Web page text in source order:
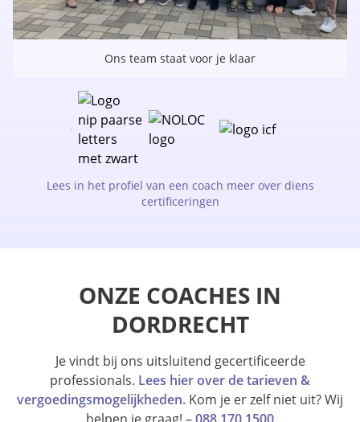
Ons team staat voor je klaar
Lees in het profiel van een coach meer over diens
certificeringen
ONZE COACHES IN
DORDRECHT
Je vindt bij ons uitsluitend gecertificeerde
professionals. Lees hier over de tarieven &
vergoedingsmogelijkheden. Kom je er zelf niet uit? Wij